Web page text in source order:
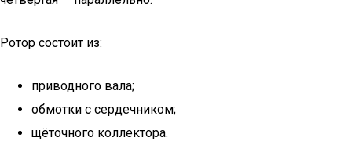
Ротор состоит из:
приводного вала;
обмотки с сердечником;
щёточного коллектора.